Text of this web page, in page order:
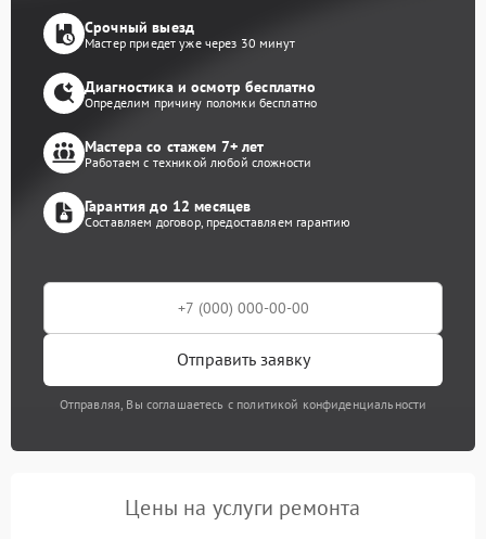
Срочный выезд
Мастер приедет уже через 30 минут
Диагностика и осмотр бесплатно
Определим причину поломки бесплатно
Мастера со стажем 7+ лет
Работаем с техникой любой сложности
Гарантия до 12 месяцев
Составляем договор, предоставляем гарантию
Отправить заявку
Отправляя, Вы соглашаетесь с политикой конфиденциальности
Цены на услуги ремонта